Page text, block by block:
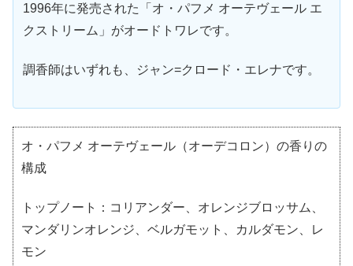
1996年に発売された「オ・パフメ オーテヴェール エ
クストリーム」がオードトワレです。
調香師はいずれも、ジャン=クロード・エレナです。
オ・パフメ オーテヴェール（オーデコロン）の香りの
構成
トップノート：コリアンダー、オレンジブロッサム、
マンダリンオレンジ、ベルガモット、カルダモン、レ
モン